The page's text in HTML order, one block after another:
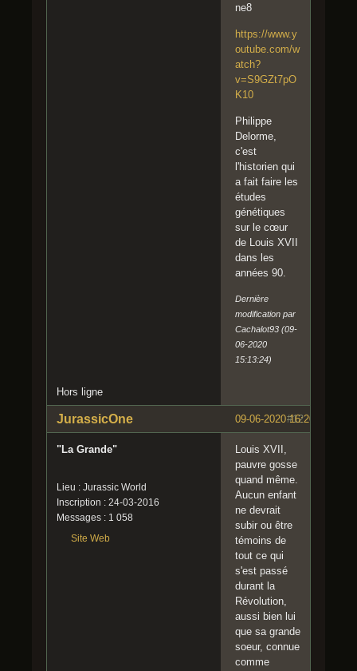
ne8
https://www.y
outube.com/w
atch?
v=S9GZt7pO
K10
Philippe
Delorme,
c'est
l'historien qui
a fait faire les
études
génétiques
sur le cœur
de Louis XVII
dans les
années 90.
Dernière
modification par
Cachalot93 (09-
06-2020
15:13:24)
Hors ligne
#12
09-06-2020 16:20:29
JurassicOne
"La Grande"
Lieu : Jurassic World
Inscription : 24-03-2016
Messages : 1 058
Site Web
Louis XVII,
pauvre gosse
quand même.
Aucun enfant
ne devrait
subir ou être
témoins de
tout ce qui
s'est passé
durant la
Révolution,
aussi bien lui
que sa grande
soeur, connue
comme